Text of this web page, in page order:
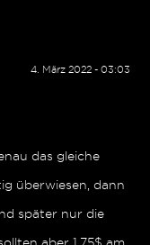
4. März 2022 - 03:03
das gleiche
überwiesen, dann
später nur die
aber 1,75$ am